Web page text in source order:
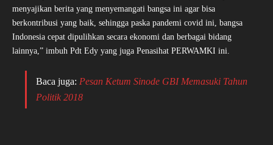
menyajikan berita yang menyemangati bangsa ini agar bisa
berkontribusi yang baik, sehingga paska pandemi covid ini, bangsa
Indonesia cepat dipulihkan secara ekonomi dan berbagai bidang
lainnya,” imbuh Pdt Edy yang juga Penasihat PERWAMKI ini.
Baca juga: Pesan Ketum Sinode GBI Memasuki Tahun
Politik 2018